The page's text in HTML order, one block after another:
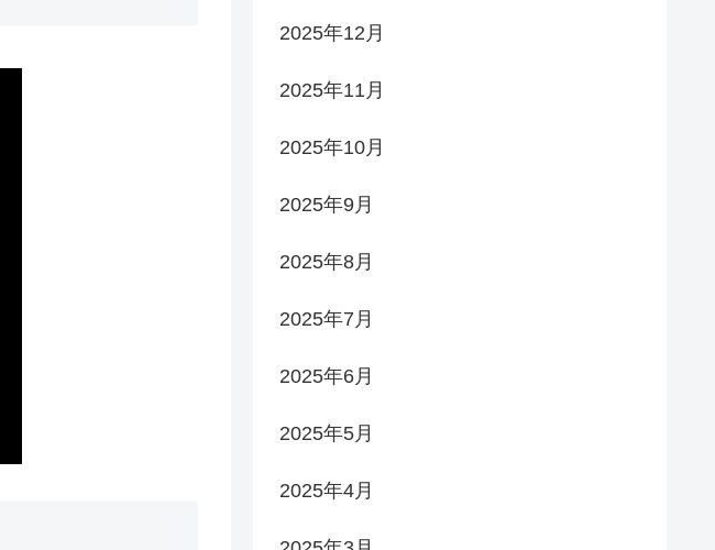
2025年12月
2025年11月
2025年10月
2025年9月
2025年8月
2025年7月
2025年6月
2025年5月
2025年4月